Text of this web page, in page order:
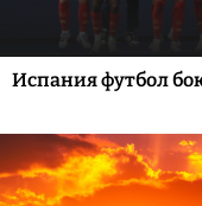
Испания футбол